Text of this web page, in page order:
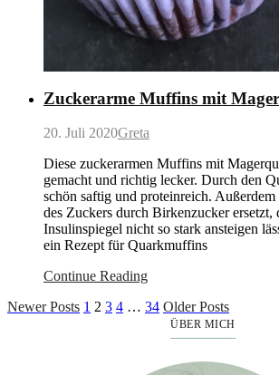
Zuckerarme Muffins mit
20. Juli 2020Greta
Diese zuckerarmen Muffins mit
gemacht und richtig lecker. Durch den
schön saftig und proteinreich.
des Zuckers durch Birkenzucker ersetzt,
Insulinspiegel nicht so stark ansteigen
ein Rezept für Quarkmuffins
Continue Reading
Newer Posts 1 2 3 4 … 34 Older Posts
ÜBER MICH